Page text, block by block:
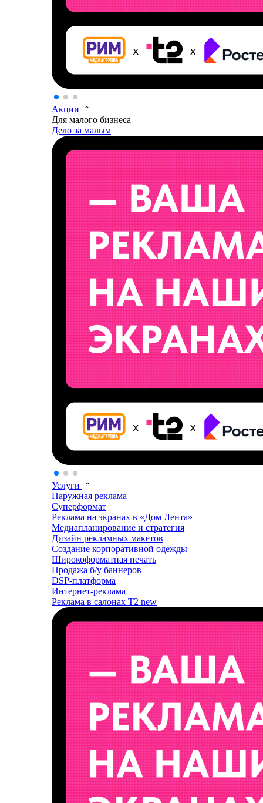
Акции
Для малого бизнеса
Дело за малым
Услуги
Наружная реклама
Суперформат
Реклама на экранах в «Дом Лента»
Медиапланирование и стратегия
Дизайн рекламных макетов
Создание корпоративной одежды
Широкоформатная печать
Продажа б/у баннеров
DSP-платформа
Интернет-реклама
Реклама в салонах T2 new